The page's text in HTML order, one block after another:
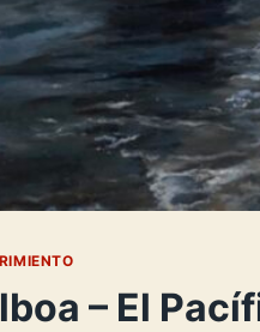
– El